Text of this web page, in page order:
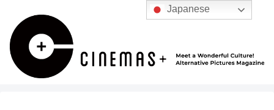
Japanese